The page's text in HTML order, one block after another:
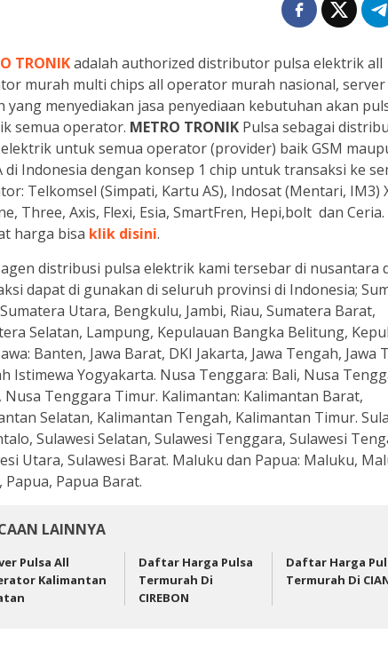
TRONIKadalah authorized distributor pulsa elektrik all
murah multi chips all operator murah nasional, server
yang menyediakan jasa penyediaan kebutuhan akan
semua operator. METRO TRONIK Pulsa sebagai
untuk semua operator (provider) baik GSM
di Indonesia dengan konsep 1 chip untuk transaksi ke
Telkomsel (Simpati, Kartu AS), Indosat (Mentari, IM3)
Three, Axis, Flexi, Esia, SmartFren, Hepi,bolt dan
harga bisa klik disini.
distribusi pulsa elektrik kami tersebar di nusantara
dapat di gunakan di seluruh provinsi di Indonesia;
Utara, Bengkulu, Jambi, Riau, Sumatera Barat,
Selatan, Lampung, Kepulauan Bangka Belitung,
Banten, Jawa Barat, DKI Jakarta, Jawa Tengah, Jawa
Istimewa Yogyakarta. Nusa Tenggara: Bali, Nusa
Nusa Tenggara Timur. Kalimantan: Kalimantan Barat,
Selatan, Kalimantan Tengah, Kalimantan Timur.
Sulawesi Selatan, Sulawesi Tenggara, Sulawesi
Utara, Sulawesi Barat. Maluku dan Papua: Maluku,
Papua, Papua Barat.
LAINNYA
Pulsa All
Kalimantan
Daftar Harga Pulsa
Termurah Di
CIREBON
Daftar Harga
Termurah Di